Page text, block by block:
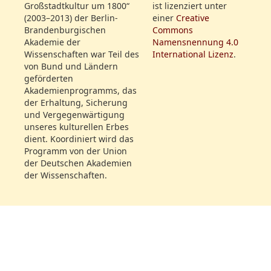
Dateiname:
SBB_IIIA_yp_4824_2100_18070130_120.jpg
Dateiname:
SBB_IIIA_yp_4824_2100_18070208_129.jpg
Dateiname:
SBB_IIIA_yp_4824_2100_18070219_140.jpg
Dateiname:
Hr. Holzbecher
Hr. Herdt
Mll. Schick
Hr. Reinwald
Mll. Mebus
Mad. Bethmann
Hr. Holzbecher
Großstadtkultur um 1800“
(2003–2013) der Berlin-
Brandenburgischen
Akademie der
Wissenschaften war Teil des
von Bund und Ländern
geförderten
Akademienprogramms, das
der Erhaltung, Sicherung
und Vergegenwärtigung
unseres kulturellen Erbes
dient. Koordiniert wird das
Programm von der Union
der Deutschen Akademien
der Wissenschaften.
ist lizenziert unter
einer Creative
Commons
Namensnennung 4.0
International Lizenz.